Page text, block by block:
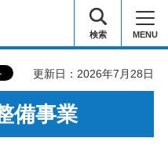
検索 MENU
更新日：2026年7月28日
備事業